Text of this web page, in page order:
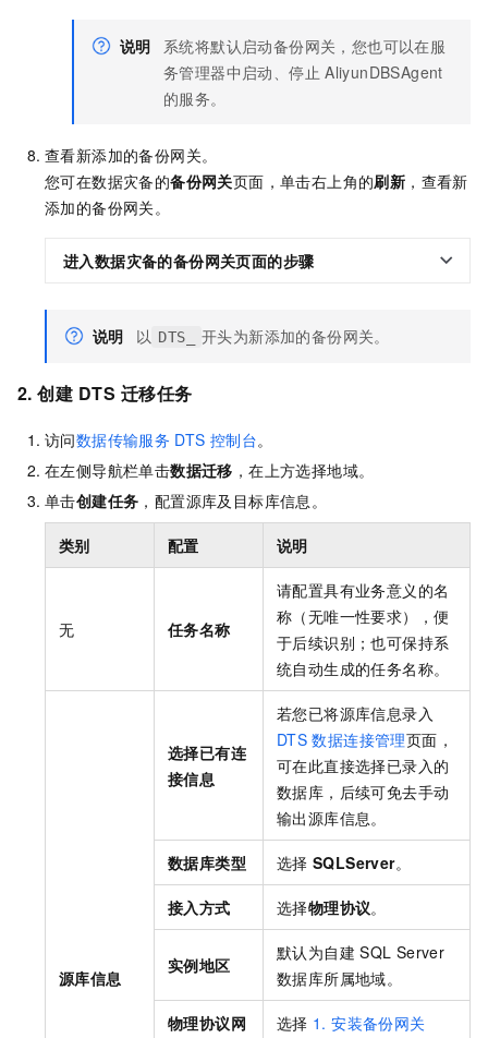
说明
系统将默认启动备份网关，您也可以在服
务管理器中启动、停止 AliyunDBSAgent
的服务。
查看新添加的备份网关。
您可在数据灾备的备份网关页面，单击右上角的刷新 ，查看新
添加的备份网关。
进入数据灾备的备份网关页面的步骤
说明 以 DTS_ 开头为新添加的备份网关。
2. 创建 DTS 迁移任务
访问数据传输服务 DTS 控制台。
在左侧导航栏单击数据迁移 ，在上方选择地域。
单击创建任务 ，配置源库及目标库信息。
类别 配置 说明
无 任务名称
请配置具有业务意义的名
称（无唯一性要求），便
于后续识别；也可保持系
统自动生成的任务名称。
源库信息
选择已有连
接信息
若您已将源库信息录入
DTS 数据连接管理页面，
可在此直接选择已录入的
数据库，后续可免去手动
输出源库信息。
数据库类型 选择 SQLServer。
接入方式 选择物理协议。
实例地区
默认为自建 SQL Server
数据库所属地域。
物理协议网
选择 1. 安装备份网关